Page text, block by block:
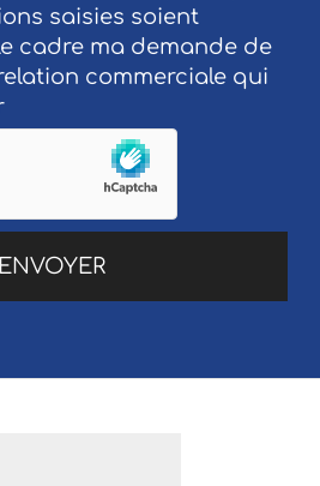
saisies soient
cadre ma demande de
commerciale qui